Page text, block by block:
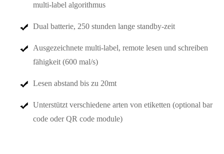
multi-label algorithmus
Dual batterie, 250 stunden lange standby-zeit
Ausgezeichnete multi-label, remote lesen und schreiben
fähigkeit (600 mal/s)
Lesen abstand bis zu 20mt
Unterstützt verschiedene arten von etiketten (optional bar
code oder QR code module)